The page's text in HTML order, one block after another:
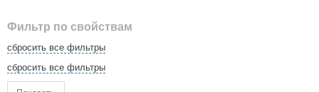
Фильтр по свойствам
сбросить все фильтры
сбросить все фильтры